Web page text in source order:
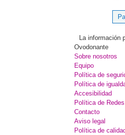
La
Ovodonante
Sobre nosotros
Equipo
Política de
Política de
Accesibilidad
Política de
Contacto
Aviso legal
Política de